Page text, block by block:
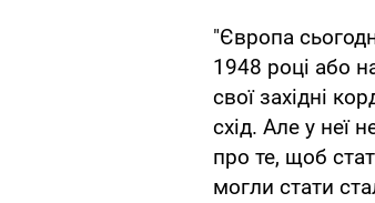
"Європа
1948 році або
свої західні
схід. Але у неї
про те, щоб
могли стати